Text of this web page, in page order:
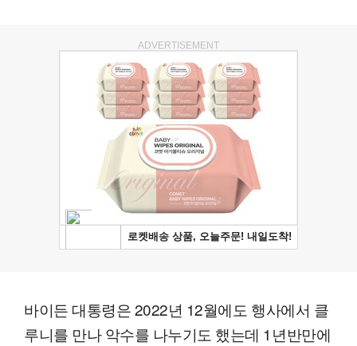
ADVERTISEMENT
바이든 대통령은 2022년 12월에도 행사에서 클
루니를 만나 악수를 나누기도 했는데 1년반만에